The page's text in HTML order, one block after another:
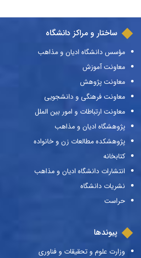
ساختار و مراکز دانشگاه
مؤسس دانشگاه ادیان و مذاهب
معاونت آموزش
معاونت پژوهش
معاونت فرهنگی و دانشجویی
معاونت ارتباطات و امور بین الملل
پژوهشگاه ادیان و مذاهب
پژوهشکده مطالعات زن و خانواده
کتابخانه
انتشارات دانشگاه ادیان و مذاهب
نشریات دانشگاه
حراست
پیوندها
وزارت علوم و تحقیقات و فناوری